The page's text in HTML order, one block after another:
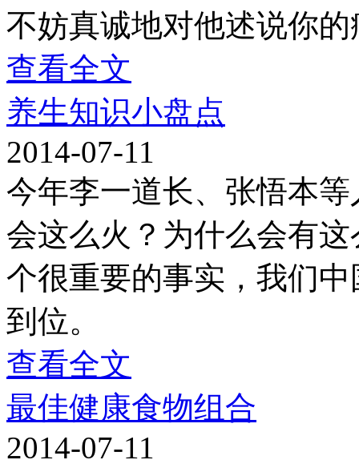
不妨真诚地对他述说你
查看全文
养生知识小盘点
2014-07-11
今年李一道长、张悟本
会这么火？为什么会有
个很重要的事实，我们
到位。
查看全文
最佳健康食物组合
2014-07-11